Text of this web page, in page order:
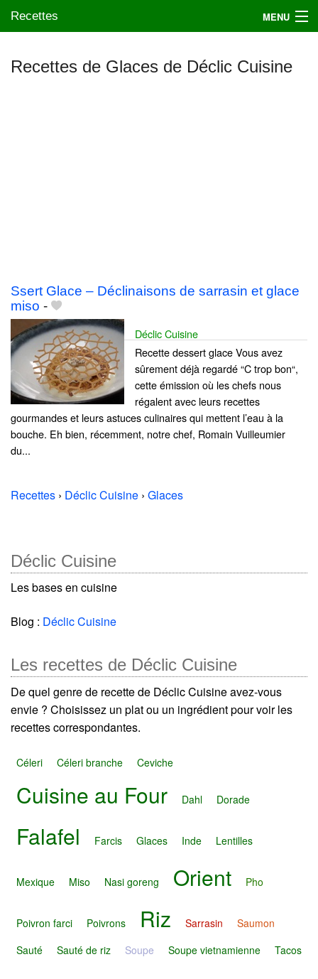
Recettes MENU
Recettes de Glaces de Déclic Cuisine
Ssert Glace – Déclinaisons de sarrasin et glace
miso -
Déclic Cuisine
Recette dessert glace Vous avez
sûrement déjà regardé “C trop bon“,
cette émission où les chefs nous
régalent avec leurs recettes
gourmandes et leurs astuces culinaires qui mettent l’eau à la
bouche. Eh bien, récemment, notre chef, Romain Vuilleumier
du...
Recettes › Déclic Cuisine › Glaces
Déclic Cuisine
Les bases en cuisine
Blog : Déclic Cuisine
Les recettes de Déclic Cuisine
De quel genre de recette de Déclic Cuisine avez-vous
envie ? Choisissez un plat ou un ingrédient pour voir les
recettes correspondantes.
Céleri Céleri branche Ceviche
Cuisine au Four Dahl Dorade
Falafel Farcis Glaces Inde Lentilles
Mexique Miso Nasi goreng Orient Pho
Poivron farci Poivrons Riz Sarrasin
Saumon
Sauté
Sauté de riz Soupe Soupe vietnamienne Tacos